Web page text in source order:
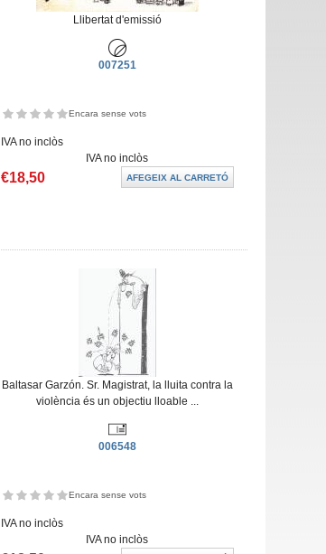
Llibertat d'emissió
007251
Encara sense vots
IVA no inclòs
IVA no inclòs
€18,50
Baltasar Garzón. Sr. Magistrat, la lluita contra la
violència és un objectiu lloable ...
006548
Encara sense vots
IVA no inclòs
IVA no inclòs